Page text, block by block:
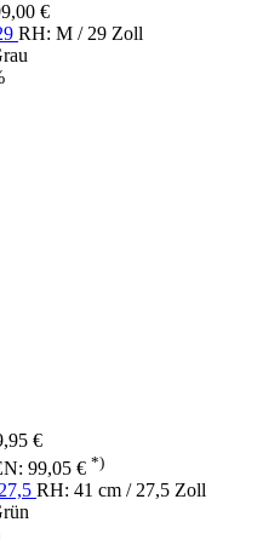
€
RH: M / 29 Zoll
€
99,05 € *)
RH: 41 cm / 27,5 Zoll